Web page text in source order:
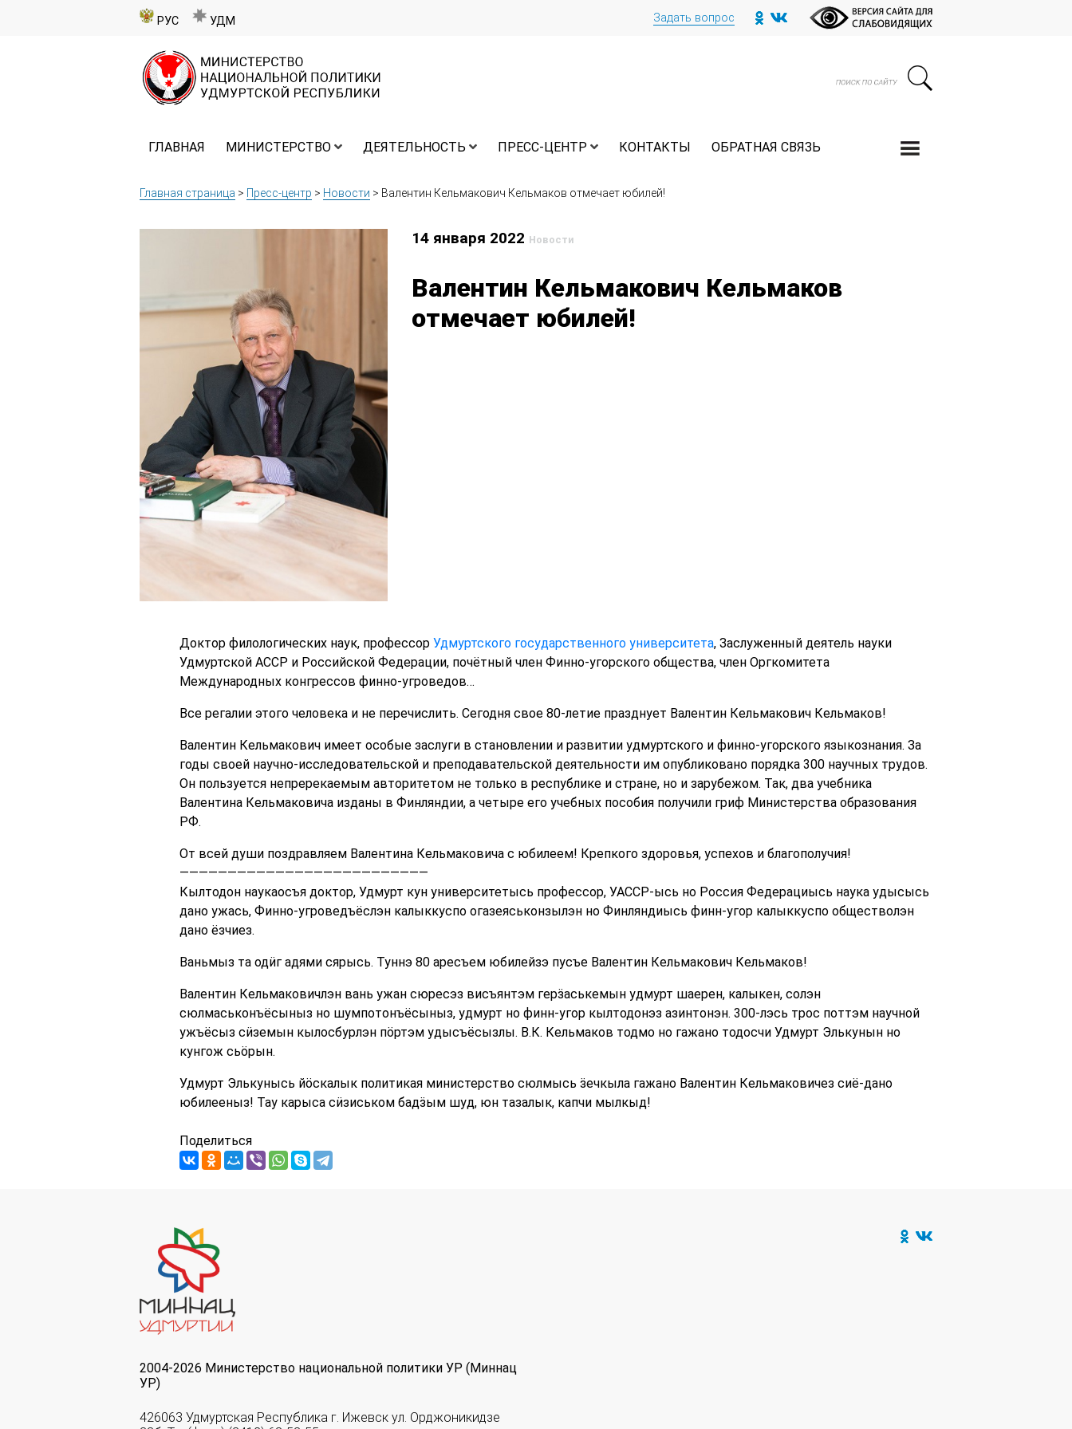
РУС УДМ Задать вопрос
ГЛАВНАЯ МИНИСТЕРСТВО ДЕЯТЕЛЬНОСТЬ ПРЕСС-ЦЕНТР КОНТАКТЫ ОБРАТНАЯ СВЯЗЬ
Главная страница > Пресс-центр > Новости > Валентин Кельмакович Кельмаков отмечает юбилей!
14 января 2022 Новости
Валентин Кельмакович Кельмаков
отмечает юбилей!
Доктор филологических наук, профессор Удмуртского государственного университета, Заслуженный деятель науки
Удмуртской АССР и Российской Федерации, почётный член Финно-угорского общества, член Оргкомитета
Международных конгрессов финно-угроведов…
Все регалии этого человека и не перечислить. Сегодня свое 80-летие празднует Валентин Кельмакович Кельмаков!
Валентин Кельмакович имеет особые заслуги в становлении и развитии удмуртского и финно-угорского языкознания. За
годы своей научно-исследовательской и преподавательской деятельности им опубликовано порядка 300 научных трудов.
Он пользуется непререкаемым авторитетом не только в республике и стране, но и зарубежом. Так, два учебника
Валентина Кельмаковича изданы в Финляндии, а четыре его учебных пособия получили гриф Министерства образования
РФ.
От всей души поздравляем Валентина Кельмаковича с юбилеем! Крепкого здоровья, успехов и благополучия!
——————————————————————————
Кылтодон наукаосъя доктор, Удмурт кун университетысь профессор, УАССР-ысь но Россия Федерациысь наука удысысь
дано ужась, Финно-угроведъёслэн калыккуспо огазеяськонзылэн но Финляндиысь финн-угор калыккуспо обществолэн
дано ёзчиез.
Ваньмыз та одӥг адями сярысь. Туннэ 80 аресъем юбилейзэ пусъе Валентин Кельмакович Кельмаков!
Валентин Кельмаковичлэн вань ужан сюресэз висъянтэм герӟаськемын удмурт шаерен, калыкен, солэн
сюлмаськонъёсыныз но шумпотонъёсыныз, удмурт но финн-угор кылтодонэз азинтонэн. 300-лэсь трос поттэм научной
ужъёсыз сӥземын кылосбурлэн пӧртэм удысъёсызлы. В.К. Кельмаков тодмо но гажано тодосчи Удмурт Элькунын но
кунгож сьӧрын.
Удмурт Элькунысь йӧскалык политикая министерство сюлмысь ӟечкыла гажано Валентин Кельмаковичез сиё-дано
юбилееныз! Тау карыса сӥзиськом бадӟым шуд, юн тазалык, капчи мылкыд!
Поделиться
2004-2026 Министерство национальной политики УР (Миннац
УР)
426063 Удмуртская Республика г. Ижевск ул. Орджоникидзе